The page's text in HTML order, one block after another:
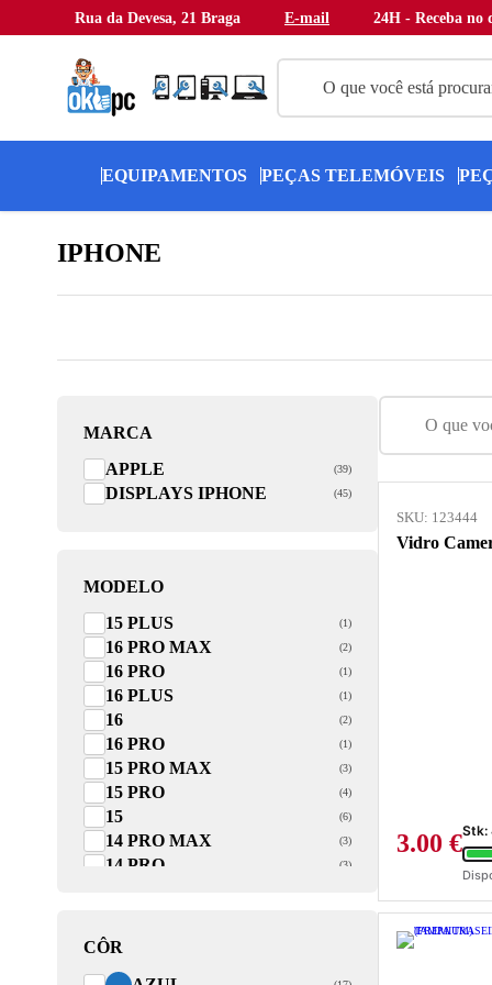
Rua da Devesa, 21 Braga E-mail 24H - Receba no
EQUIPAMENTOS PEÇAS TELEMÓVEIS
IPHONE
MARCA
APPLE
(39)
DISPLAYS IPHONE (45)
MODELO
15 PLUS
(1)
16 PRO MAX (2)
16 PRO (1)
16 PLUS (1)
16 (2)
16 PRO (1)
15 PRO MAX (3)
15 PRO (4)
15 (6)
14 PRO MAX (3)
14 PRO (3)
13 PRO
CÔR
SKU: 123444
Vidro
3.00 €Stk: